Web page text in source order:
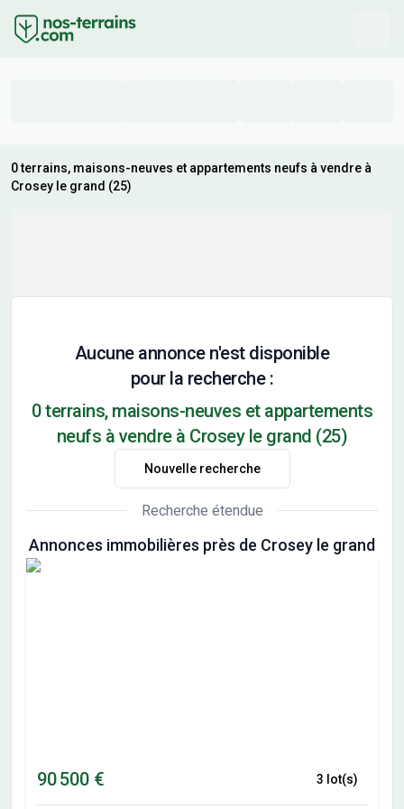
0 terrains, maisons-neuves et appartements neufs à vendre à
Crosey le grand (25)
Aucune annonce n'est disponible
pour la recherche :
0 terrains, maisons-neuves et appartements
neufs à vendre à Crosey le grand (25)
Nouvelle recherche
Recherche étendue
Annonces immobilières près de Crosey le grand
90 500 € 3 lot(s)